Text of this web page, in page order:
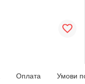
Оплата Умови